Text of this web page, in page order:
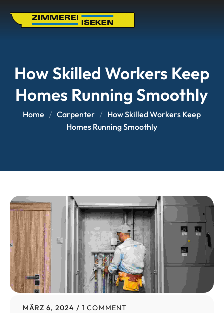
How Skilled Workers Keep
Homes Running Smoothly
Home Carpenter
How Skilled Workers Keep
Homes Running Smoothly
MÄRZ 6, 2024 1 COMMENT